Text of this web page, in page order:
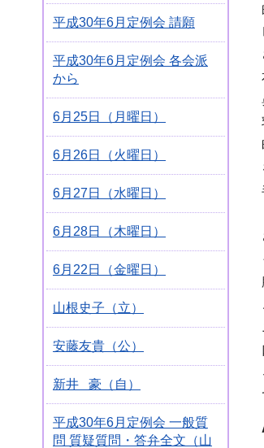
平成30年6月定例会 請願
平成30年6月定例会 各会派
から
6月25日（月曜日）
6月26日（火曜日）
6月27日（水曜日）
6月28日（木曜日）
6月22日（金曜日）
山根史子（立）
安藤友貴（公）
新井 豪（自）
平成30年6月定例会 一般質
問 質疑質問・答弁全文（山